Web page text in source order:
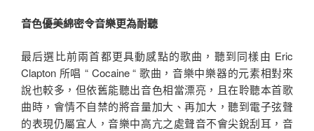
音色優美綿密令音樂更為耐聽
最后選比前兩首都更具動感點的歌曲，聽到同樣由 Eric
Clapton 所唱 “ Cocaine “ 歌曲，音樂中樂器的元素相對來
說也較多，但依舊能聽出音色相當漂亮，且在聆聽本首歌
曲時，會情不自禁的將音量加大、再加大，聽到電子弦聲
的表現仍屬宜人，音樂中高亢之處聲音不會尖銳刮耳，音